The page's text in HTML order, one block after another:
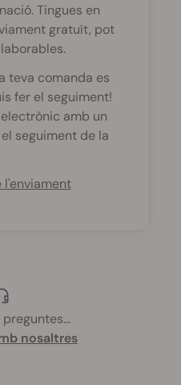
Tingues en
gratuït, pot
teva comanda es
fer el seguiment!
amb un
seguiment de la
l'enviament
preguntes...
nosaltres